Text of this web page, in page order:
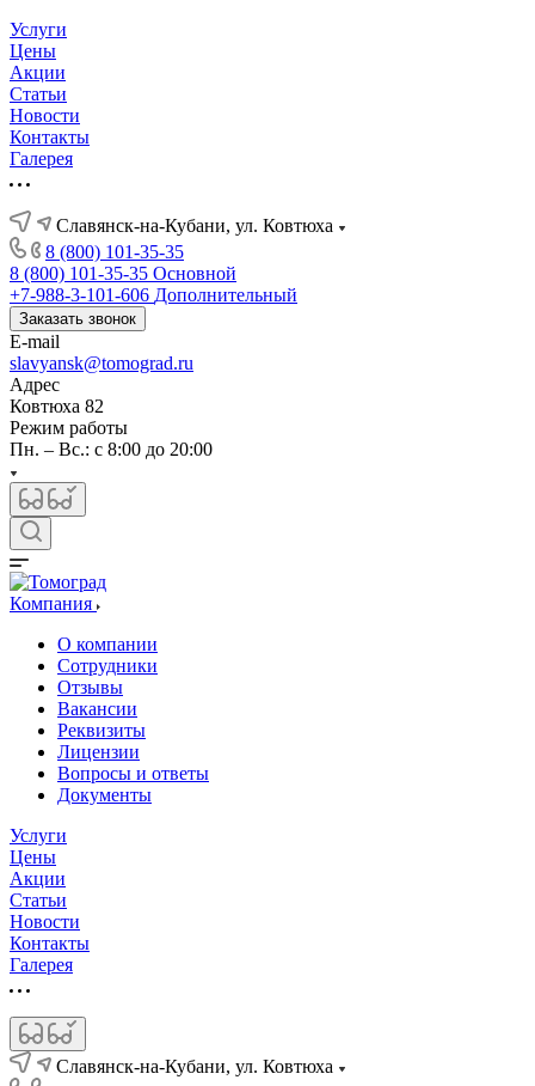
Услуги
Цены
Акции
Статьи
Новости
Контакты
Галерея
Славянск-на-Кубани, ул. Ковтюха
8 (800) 101-35-35
8 (800) 101-35-35 Основной
+7-988-3-101-606 Дополнительный
Заказать звонок
E-mail
slavyansk@tomograd.ru
Адрес
Ковтюха 82
Режим работы
Пн. – Вс.: с 8:00 до 20:00
Компания
О компании
Сотрудники
Отзывы
Вакансии
Реквизиты
Лицензии
Вопросы и ответы
Документы
Услуги
Цены
Акции
Статьи
Новости
Контакты
Галерея
Славянск-на-Кубани, ул. Ковтюха